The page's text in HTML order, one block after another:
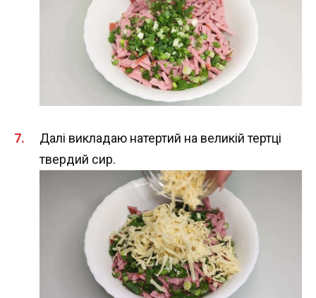
Далі викладаю натертий на великій тертці
твердий сир.